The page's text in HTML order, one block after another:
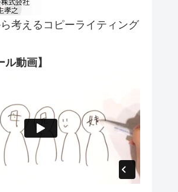
考えるコピーライティング
ル動画】